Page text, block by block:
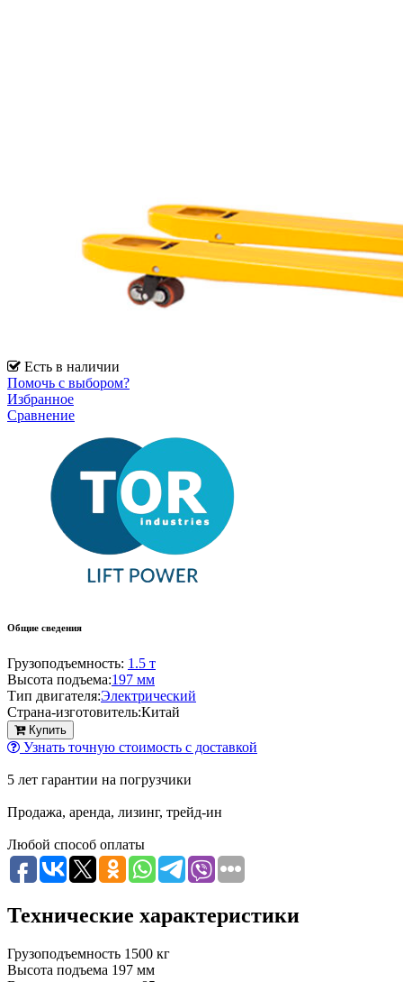
Есть в наличии
Помочь с выбором?
Избранное
Сравнение
Общие сведения
Грузоподъемность: 1.5 т
Высота подъема:197 мм
Тип двигателя:Электрический
Страна-изготовитель:Китай
Купить
Узнать точную стоимость с доставкой
5 лет гарантии на погрузчики
Продажа, аренда, лизинг, трейд-ин
Любой способ оплаты
Технические характеристики
Грузоподъемность 1500 кг
Высота подъема 197 мм